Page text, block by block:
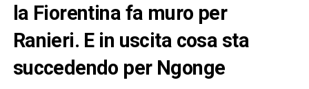
la Fiorentina fa muro per
Ranieri. E in uscita cosa sta
succedendo per Ngonge